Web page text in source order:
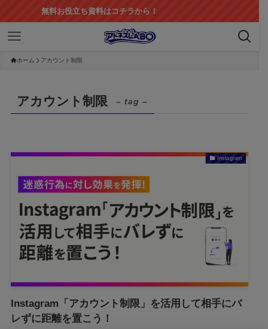
無料お役立ち資料はコチラから！
ホーム アカウント制限
アカウント制限 – tag –
Instagram
Instagram「アカウント制限」を活用して相手にバ
レずに距離を置こう！